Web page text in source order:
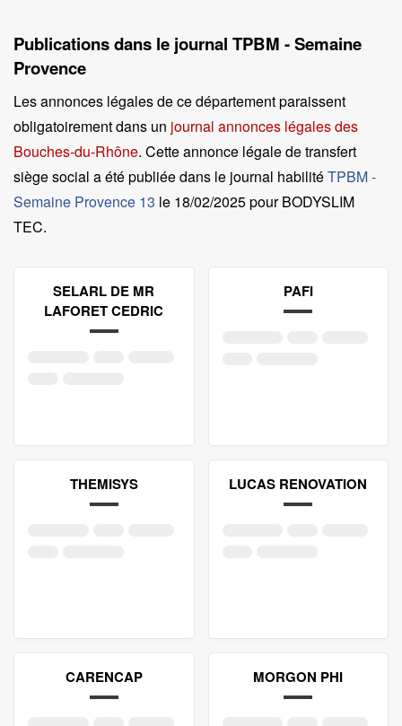
Publications dans le journal TPBM - Semaine
Provence
Les annonces légales de ce département paraissent
obligatoirement dans un journal annonces légales des
Bouches-du-Rhône. Cette annonce légale de transfert
siège social a été publiée dans le journal habilitéTPBM -
Semaine Provence 13 le 18/02/2025 pour BODYSLIM
TEC.
SELARL DE MR
LAFORET CEDRIC
PAFI
THEMISYS LUCAS RENOVATION
CARENCAP MORGON PHI